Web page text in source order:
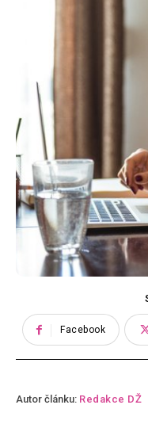
Facebook
Autor článku: Redakce DŽ